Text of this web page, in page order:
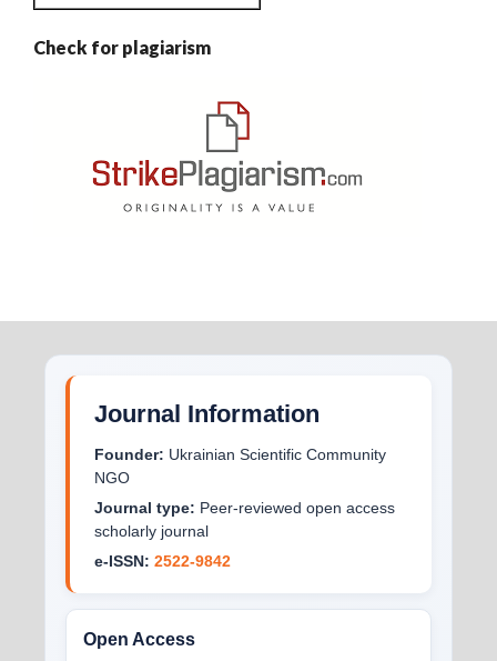
Check for plagiarism
Journal Information
Founder: Ukrainian Scientific Community
NGO
Journal type: Peer-reviewed open access
scholarly journal
e-ISSN: 2522-9842
Open Access